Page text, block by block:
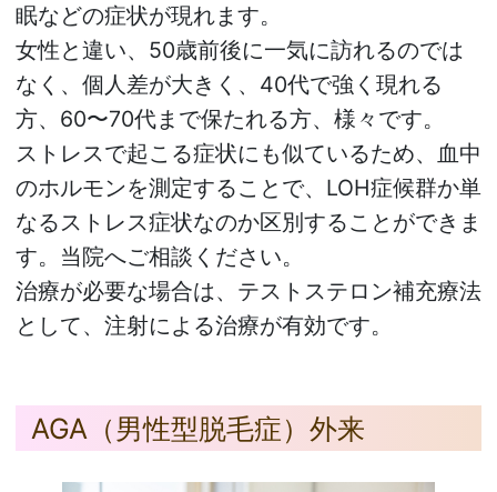
眠などの症状が現れます。
女性と違い、50歳前後に一気に訪れるのでは
なく、個人差が大きく、40代で強く現れる
方、60〜70代まで保たれる方、様々です。
ストレスで起こる症状にも似ているため、血中
のホルモンを測定することで、LOH症候群か単
なるストレス症状なのか区別することができま
す。当院へご相談ください。
治療が必要な場合は、テストステロン補充療法
として、注射による治療が有効です。
AGA（男性型脱毛症）外来